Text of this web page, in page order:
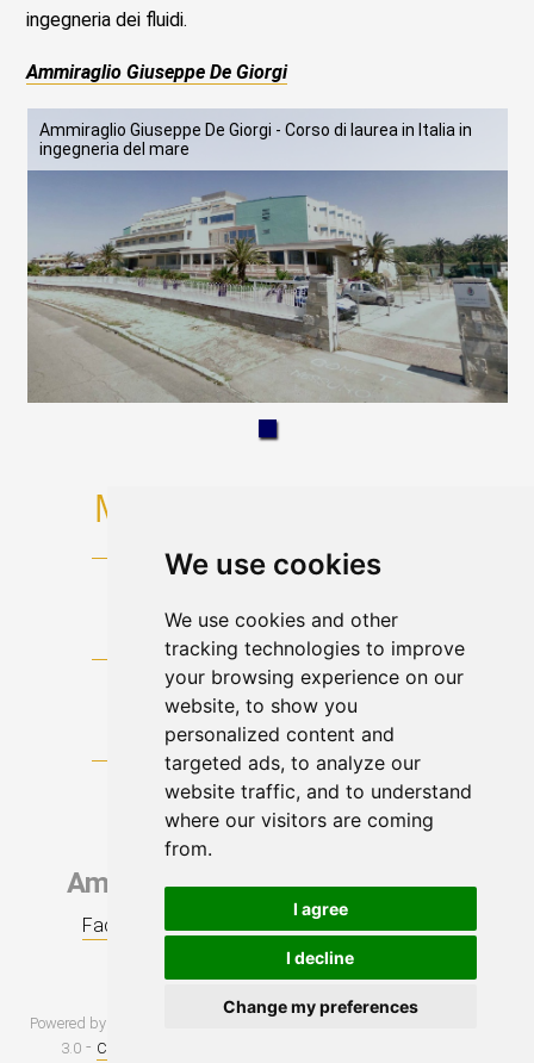
We use cookies
We use cookies and other
tracking technologies to improve
your browsing experience on our
website, to show you
personalized content and
targeted ads, to analyze our
website traffic, and to understand
where our visitors are coming
from.
I agree
I decline
Change my preferences
ingegneria dei fluidi.
Ammiraglio Giuseppe De Giorgi
Ammiraglio Giuseppe De Giorgi - Corso di laurea in Italia in
ingegneria del mare
Ammiraglio Giuseppe De Giorgi
Facebook|Twitter|LinkedIn|Youtube|RSS
Napoli
IT
Powered by
3.0- Cambia preferenze cookies